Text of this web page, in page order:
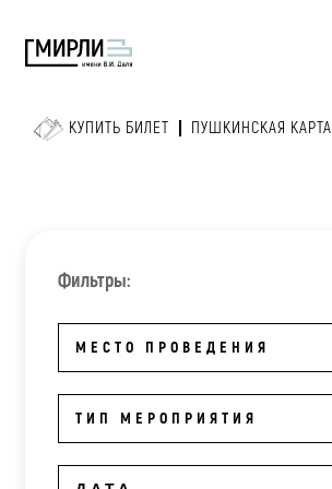
КУПИТЬ БИЛЕТ ПУШКИНСКАЯ КАРТА
Фильтры:
МЕСТО ПРОВЕДЕНИЯ
ТИП МЕРОПРИЯТИЯ